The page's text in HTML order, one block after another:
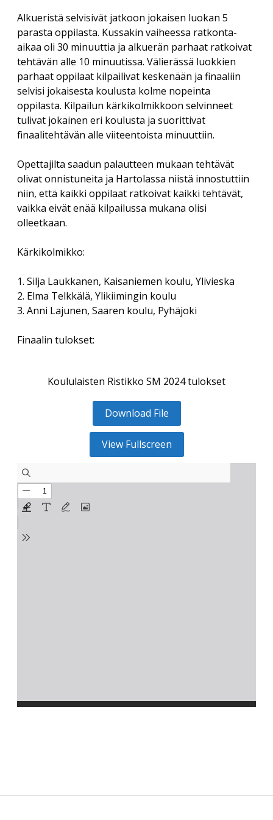
Vuosikokous 2017
Helsingin kirjamessut
Paikalliskerhovetäjien tapaaminen 2018
Paikalliskerhovetäjien tapaaminen 2017
Paikalliskerhovetäjien tapaaminen 2013
Veikko Sonninen: Vaakasuoraan: Copyright (13 kirjainta)
Jukka Voipio: Fakkisanakisan satoa
Veikko Nurmi: Epäitsenäiset “sanat”
RIITTA ASIKAINEN 1955-2013
HANNES TIIRA 1955-2019
PAAVO IISAKKI LUKKAROINEN 1930-2019
TUULI RAUVOLA 1949-2023
Yhdistyksen säännöt
Rekisteriseloste
Tietosuojaseloste
Alkueristä selvisivät jatkoon jokaisen luokan 5
parasta oppilasta. Kussakin vaiheessa ratkonta-
aikaa oli 30 minuuttia ja alkuerän parhaat ratkoivat
tehtävän alle 10 minuutissa. Välierässä luokkien
parhaat oppilaat kilpailivat keskenään ja finaaliin
selvisi jokaisesta koulusta kolme nopeinta
oppilasta. Kilpailun kärkikolmikkoon selvinneet
tulivat jokainen eri koulusta ja suorittivat
finaalitehtävän alle viiteentoista minuuttiin.
Opettajilta saadun palautteen mukaan tehtävät
olivat onnistuneita ja Hartolassa niistä innostuttiin
niin, että kaikki oppilaat ratkoivat kaikki tehtävät,
vaikka eivät enää kilpailussa mukana olisi
olleetkaan.
Kärkikolmikko:
1. Silja Laukkanen, Kaisaniemen koulu, Ylivieska
2. Elma Telkkälä, Ylikiimingin koulu
3. Anni Lajunen, Saaren koulu, Pyhäjoki
Finaalin tulokset:
Koululaisten Ristikko SM 2024 tulokset
Download File
View Fullscreen